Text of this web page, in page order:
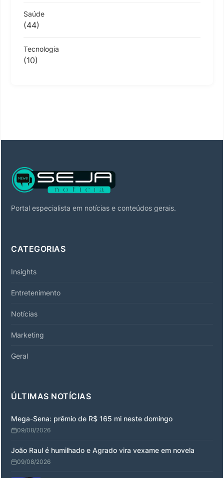
Saúde
(44)
Tecnologia
(10)
Portal especialista em notícias e conteúdos gerais.
CATEGORIAS
Insights
Entretenimento
Notícias
Marketing
Geral
ÚLTIMAS NOTÍCIAS
Mega-Sena: prêmio de R$ 165 mi neste domingo
09/08/2026
João Raul é humilhado e Agrado vira vexame em novela
09/08/2026